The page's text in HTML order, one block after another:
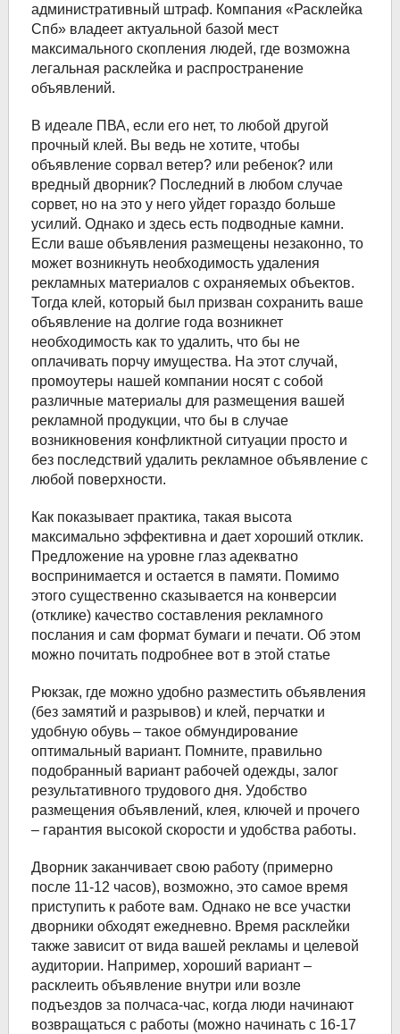
административный штраф. Компания «Расклейка
Спб» владеет актуальной базой мест
максимального скопления людей, где возможна
легальная расклейка и распространение
объявлений.
В идеале ПВА, если его нет, то любой другой
прочный клей. Вы ведь не хотите, чтобы
объявление сорвал ветер? или ребенок? или
вредный дворник? Последний в любом случае
сорвет, но на это у него уйдет гораздо больше
усилий. Однако и здесь есть подводные камни.
Если ваше объявления размещены незаконно, то
может возникнуть необходимость удаления
рекламных материалов с охраняемых объектов.
Тогда клей, который был призван сохранить ваше
объявление на долгие года возникнет
необходимость как то удалить, что бы не
оплачивать порчу имущества. На этот случай,
промоутеры нашей компании носят с собой
различные материалы для размещения вашей
рекламной продукции, что бы в случае
возникновения конфликтной ситуации просто и
без последствий удалить рекламное объявление с
любой поверхности.
Как показывает практика, такая высота
максимально эффективна и дает хороший отклик.
Предложение на уровне глаз адекватно
воспринимается и остается в памяти. Помимо
этого существенно сказывается на конверсии
(отклике) качество составления рекламного
послания и сам формат бумаги и печати. Об этом
можно почитать подробнее вот в этой статье
Рюкзак, где можно удобно разместить объявления
(без замятий и разрывов) и клей, перчатки и
удобную обувь – такое обмундирование
оптимальный вариант. Помните, правильно
подобранный вариант рабочей одежды, залог
результативного трудового дня. Удобство
размещения объявлений, клея, ключей и прочего
– гарантия высокой скорости и удобства работы.
Дворник заканчивает свою работу (примерно
после 11-12 часов), возможно, это самое время
приступить к работе вам. Однако не все участки
дворники обходят ежедневно. Время расклейки
также зависит от вида вашей рекламы и целевой
аудитории. Например, хороший вариант –
расклеить объявление внутри или возле
подъездов за полчаса-час, когда люди начинают
возвращаться с работы (можно начинать с 16-17